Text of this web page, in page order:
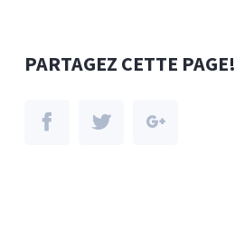
PARTAGEZ CETTE PAGE!
FacebookTwitterGoogle+